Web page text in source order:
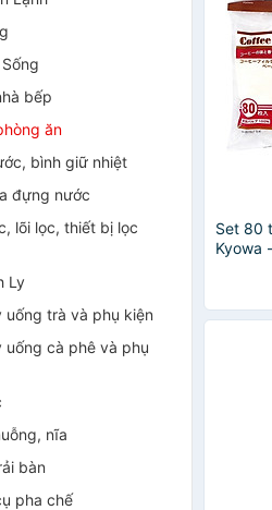
bếp
ăn
bình giữ nhiệt
đựng nước
lõi lọc, thiết bị lọc
Ly
uống trà và phụ kiện
uống cà phê và phụ
nĩa
bàn
pha chế
Set 80
Kyowa